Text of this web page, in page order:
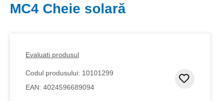
MC4 Cheie solară
Evaluati produsul
Codul produsului: 10101299
EAN: 4024596689094